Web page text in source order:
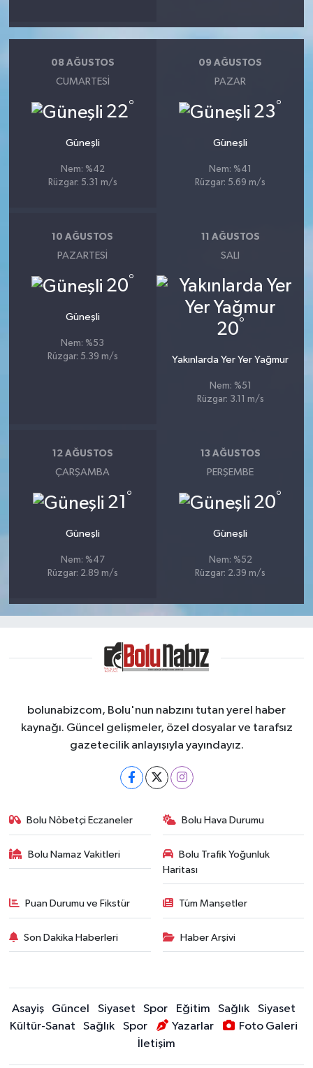
08 AĞUSTOS
CUMARTESI
22°
Güneşli
Nem: %42
Rüzgar: 5.31 m/s
09 AĞUSTOS
PAZAR
23°
Güneşli
Nem: %41
Rüzgar: 5.69 m/s
10 AĞUSTOS
PAZARTESI
20°
Güneşli
Nem: %53
Rüzgar: 5.39 m/s
11 AĞUSTOS
SALI
20°
Yakınlarda Yer Yer Yağmur
Nem: %51
Rüzgar: 3.11 m/s
12 AĞUSTOS
ÇARŞAMBA
21 °
Güneşli
Nem: %47
Rüzgar: 2.89 m/s
13 AĞUSTOS
PERŞEMBE
20°
Güneşli
Nem: %52
Rüzgar: 2.39 m/s
bolunabizcom, Bolu'nun nabzını tutan yerel haber
kaynağı. Güncel gelişmeler, özel dosyalar ve tarafsız
gazetecilik anlayışıyla yayındayız.
Bolu Nöbetçi Eczaneler Bolu Hava Durumu
Bolu Namaz Vakitleri
Bolu Trafik Yoğunluk
Haritası
Puan Durumu ve Fikstür Tüm Manşetler
Son Dakika Haberleri Haber Arşivi
Asayiş Güncel Siyaset Spor Eğitim Sağlık
Siyaset
Kültür-Sanat
Sağlık Spor Yazarlar
Foto Galeri
İletişim